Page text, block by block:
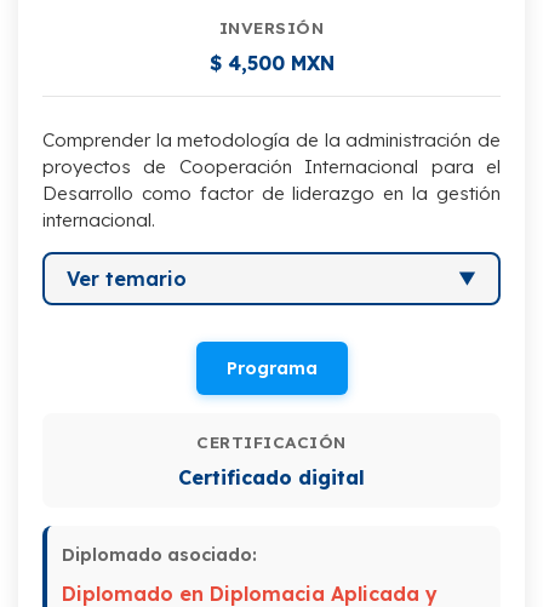
INVERSIÓN
$ 4,500 MXN
Comprender la metodología de la administración de
proyectos de Cooperación Internacional para el
Desarrollo como factor de liderazgo en la gestión
internacional.
Ver temario
II. Factores de éxito de un Proyecto
V. Gestión y administración de proyectos
Programa
CERTIFICACIÓN
Certificado digital
Diplomado asociado:
Diplomado en Diplomacia Aplicada y